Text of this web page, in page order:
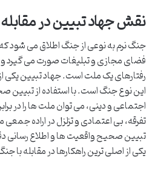
نقش جهاد تبیین در
جنگ نرم به نوعی از جنگ اطلاق می شود که
فضای مجازی و تبلیغات صورت می گیرد
رفتارهای یک ملت است. جهاد تبیین یکی از
این نوع جنگ است. با استفاده از
اجتماعی و دینی، می توان ملت ها را در
تفرقه، بی اعتمادی و تزلزل در اراده
تبیین صحیح واقعیت ها و اطلاع رسانی
یکی از اصلی ترین راهکارها در مقابله